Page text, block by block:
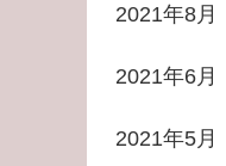
2021年8月
2021年6月
2021年5月